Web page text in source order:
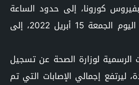
كورونا، إلى حدود الساعة
الثالثة من بعد زوال اليوم الجمعة 15 أبريل 2022، إلى
الرسمية لوزارة الصحة عن تسجيل
جديدة، ليرتفع إجمالي الإصابات التي تم